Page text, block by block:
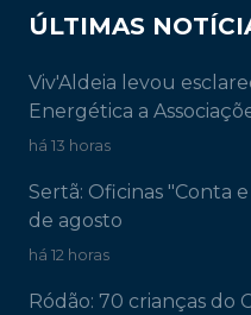
ÚLTIMAS
Viv'Aldeia levou
Energética a
há 13 horas
Sertã: Oficinas "Conta
de agosto
há 12 horas
Ródão: 70 crianças do